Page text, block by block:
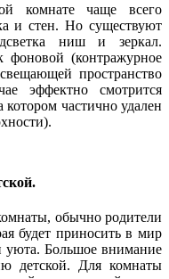
комнате чаще всего
и стен. Но существуют
ниш и зеркал.
фоновой (контражурное
пространство
эффектно смотрится
котором частично удален
обычно родители
будет приносить в мир
уюта. Большое внимание
детской. Для комнаты